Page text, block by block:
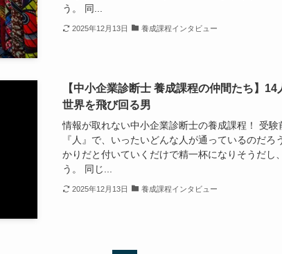
う。 同...
2025年12月13日 養成課程インタビュー
【中小企業診断士 養成課程の仲間たち】14
世界を飛び回る男
情報が取れない中小企業診断士の養成課程！ 受
『人』で、いったいどんな人が通っているのだ
かりだと付いていくだけで精一杯になりそうだし
う。 同じ...
2025年12月13日 養成課程インタビュー